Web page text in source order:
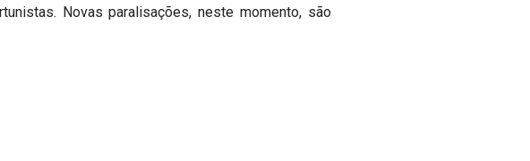
Novas paralisações, neste momento, são